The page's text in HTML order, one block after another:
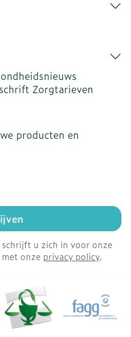
Zorgtarieven
producten en
u zich in voor onze
onze privacy policy.